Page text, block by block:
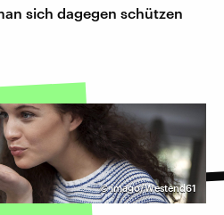
sich dagegen schützen
©imago/Westend61